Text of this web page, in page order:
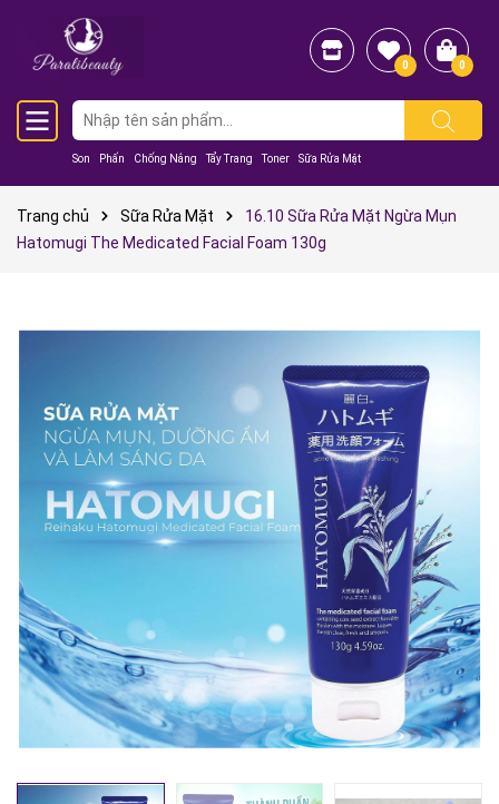
Son Phấn Chống Nắng Tẩy Trang Toner Sữa Rửa Mặt
0 0
Trang chủ Sữa Rửa Mặt
16.10 Sữa Rửa Mặt Ngừa Mụn
Hatomugi The Medicated Facial Foam 130g
Mã giảm giá:
Ngày hết hạn:
Điều kiện: